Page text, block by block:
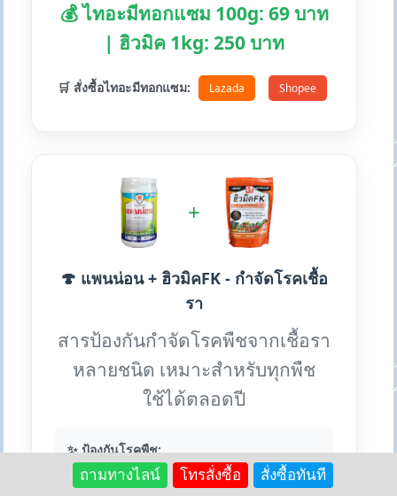
💰 ไทอะมีทอกแซม 100g: 69 บาท
| ฮิวมิค 1kg: 250 บาท
🛒 สั่งซื้อไทอะมีทอกแซม: Lazada Shopee
+
🍄 แพนน่อน + ฮิวมิคFK - กำจัดโรคเชื้อ
รา
สารป้องกันกำจัดโรคพืชจากเชื้อรา
หลายชนิด เหมาะสำหรับทุกพืช
ใช้ได้ตลอดปี
✨ ป้องกันโรคพืช:
• ใบไหม้ ใบจุด ใบติด กิ่งแห้ง
• ราน้ำค้าง ราสนิม ไปทอปธอร่า
ถามทางไลน์ โทรสั่งซื้อ สั่งซื้อทันที